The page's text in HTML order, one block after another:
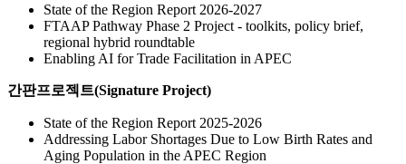
State of the Region Report 2026-2027
FTAAP Pathway Phase 2 Project - toolkits, policy brief,
regional hybrid roundtable
Enabling AI for Trade Facilitation in APEC
간판프로젝트(Signature Project)
State of the Region Report 2025-2026
Addressing Labor Shortages Due to Low Birth Rates and
Aging Population in the APEC Region